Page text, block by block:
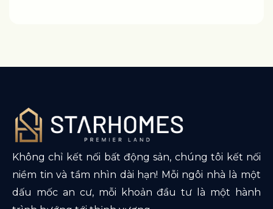
Không chỉ kết nối bất động sản, chúng tôi kết nối
niềm tin và tầm nhìn dài hạn! Mỗi ngôi nhà là một
dấu mốc an cư, mỗi khoản đầu tư là một hành